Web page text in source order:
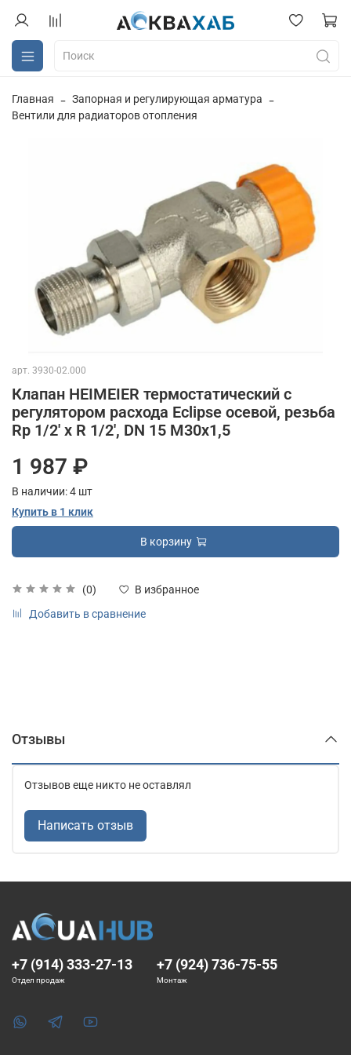
Главная
Запорная и регулирующая арматура
Вентили для радиаторов отопления
арт. 3930-02.000
Клапан HEIMEIER термостатический с
регулятором расхода Eclipse осевой, резьба
Rp 1/2' x R 1/2', DN 15 M30x1,5
(0)
В избранное
Добавить в сравнение
1 987 ₽
В наличии:4 шт
Купить в 1 клик
В корзину
Отзывы
Отзывов еще никто не оставлял
Написать отзыв
+7 (914) 333-27-13
Отдел продаж
+7 (924) 736-75-55
Монтаж